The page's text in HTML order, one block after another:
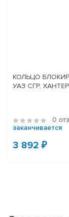
КОЛЬЦО
УАЗ СГР,
0
заканчивается
3 892 ₽